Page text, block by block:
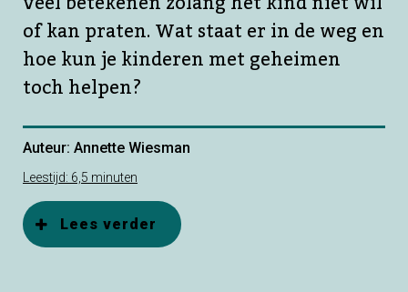
of kan praten. Wat staat er in de weg en
hoe kun je kinderen met geheimen
toch helpen?
Auteur: Annette Wiesman
Leestijd: 6,5 minuten
 Lees verder